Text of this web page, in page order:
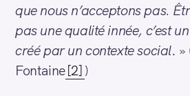
que nous n’acceptons pas.
pas une qualité innée, c’est
créé par un contexte social. »
Fontaine[2] )